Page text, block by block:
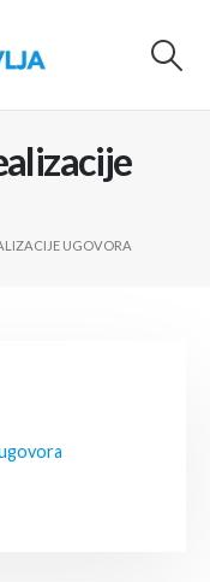
UGOVORA